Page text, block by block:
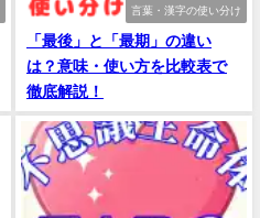
言葉・漢字の使い分け
「最後」と「最期」の違い
は？意味・使い方を比較表で
徹底解説！